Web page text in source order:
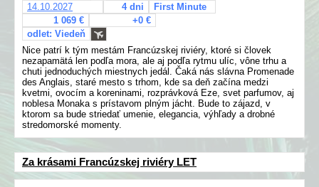
14.10.2027
4 dni
First Minute
1 069 €
+0 €
odlet: Viedeň
Nice patrí k tým mestám Francúzskej riviéry, ktoré si človek
nezapamätá len podľa mora, ale aj podľa rytmu ulíc, vône trhu a
chuti jednoduchých miestnych jedál. Čaká nás slávna Promenade
des Anglais, staré mesto s trhom, kde sa deň začína medzi
kvetmi, ovocím a koreninami, rozprávková Eze, svet parfumov, aj
noblesa Monaka s prístavom plným jácht. Bude to zájazd, v
ktorom sa bude striedať umenie, elegancia, výhľady a drobné
stredomorské momenty.
Za krásami Francúzskej riviéry LET